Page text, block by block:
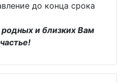
до конца срока
и близких Вам